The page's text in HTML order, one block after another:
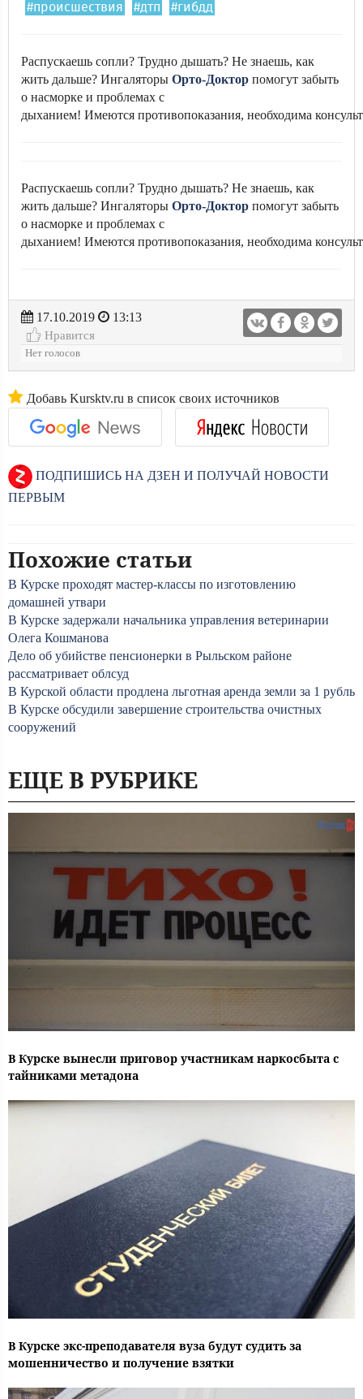
#происшествия #дтп #гибдд
Распускаешь сопли? Трудно дышать? Не знаешь, как
жить дальше? Ингаляторы Орто-Доктор помогут забыть
о насморке и проблемах с
дыханием! Имеются противопоказания, необходима
Распускаешь сопли? Трудно дышать? Не знаешь, как
жить дальше? Ингаляторы Орто-Доктор помогут забыть
о насморке и проблемах с
дыханием! Имеются противопоказания, необходима
17.10.2019
13:13
Нравится
Нет голосов
Добавь Kursktv.ru в список своих источников
ПОДПИШИСЬ НА ДЗЕН И ПОЛУЧАЙ НОВОСТИ
ПЕРВЫМ
Похожие статьи
В Курске проходят мастер-классы по изготовлению
домашней утвари
В Курске задержали начальника управления ветеринарии
Олега Кошманова
Дело об убийстве пенсионерки в Рыльском районе
рассматривает облсуд
В Курской области продлена льготная аренда земли за 1 рубль
В Курске обсудили завершение строительства очистных
сооружений
ЕЩЕ В РУБРИКЕ
В Курске вынесли приговор участникам наркосбыта с
тайниками метадона
В Курске экс-преподавателя вуза будут судить за
мошенничество и получение взятки